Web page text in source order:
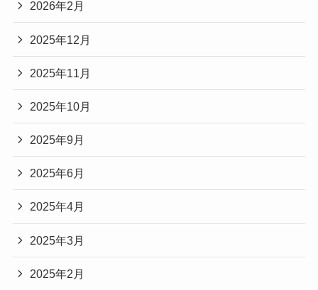
2026年2月
2025年12月
2025年11月
2025年10月
2025年9月
2025年6月
2025年4月
2025年3月
2025年2月